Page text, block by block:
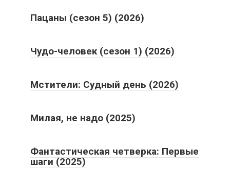
Пацаны (сезон 5) (2026)
Чудо-человек (сезон 1) (2026)
Мстители: Судный день (2026)
Милая, не надо (2025)
Фантастическая четверка: Первые
шаги (2025)